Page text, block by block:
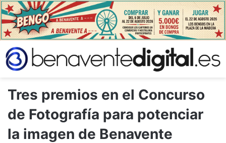
Tres premios en el Concurso
de Fotografía para potenciar
la imagen de Benavente